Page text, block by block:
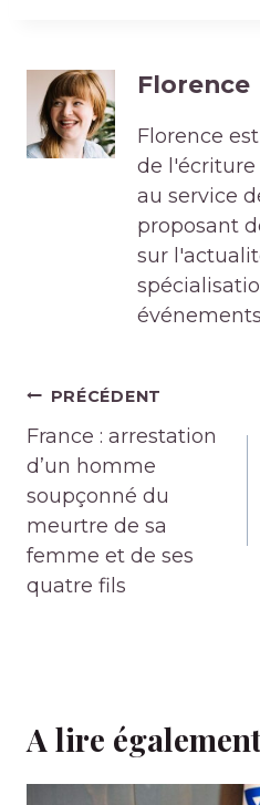
Florence
Florence
de
au service
proposant
sur
Navigation
de
l’article
PRÉCÉDENT
France : arrestation
d’un homme
soupçonné du
meurtre de sa
femme et de ses
quatre fils
A lire